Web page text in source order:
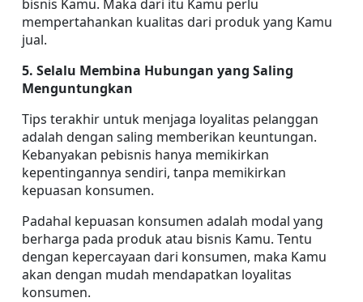
bisnis Kamu. Maka dari itu Kamu perlu
mempertahankan kualitas dari produk yang Kamu
jual.
5. Selalu Membina Hubungan yang Saling
Menguntungkan
Tips terakhir untuk menjaga loyalitas pelanggan
adalah dengan saling memberikan keuntungan.
Kebanyakan pebisnis hanya memikirkan
kepentingannya sendiri, tanpa memikirkan
kepuasan konsumen.
Padahal kepuasan konsumen adalah modal yang
berharga pada produk atau bisnis Kamu. Tentu
dengan kepercayaan dari konsumen, maka Kamu
akan dengan mudah mendapatkan loyalitas
konsumen.